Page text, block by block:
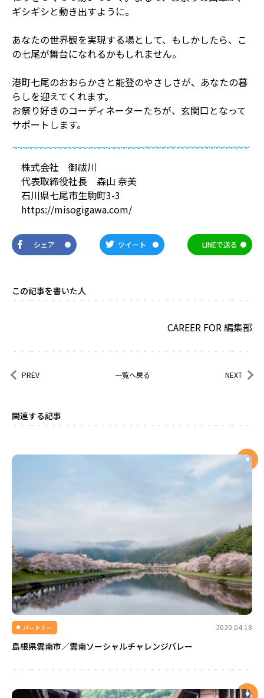
ギシギシと動き出すように。
あなたの世界観を実現する場として、もしかしたら、こ
の七尾が舞台になれるかもしれません。
港町七尾のおおらかさと能登のやさしさが、あなたの暮
らしを迎えてくれます。
お祭り好きのコーディネーターたちが、玄関口となって
サポートします。
株式会社 御祓川
代表取締役社長 森山 奈美
石川県七尾市生駒町3-3
https://misogigawa.com/
シェア ツイート LINEで送る
この記事を書いた人
CAREER FOR 編集部
PREV 一覧へ戻る NEXT
関連する記事
パートナー 2020.04.18
島根県雲南市／雲南ソーシャルチャレンジバレー